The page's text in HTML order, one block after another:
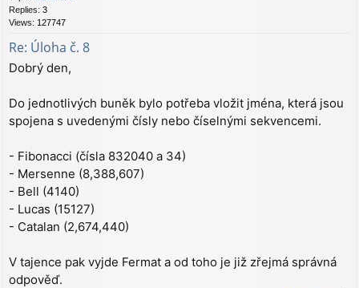
Replies: 3
Views: 127747
Re: Úloha č. 8
Dobrý den,
Do jednotlivých buněk bylo potřeba vložit jména, která jsou
spojena s uvedenými čísly nebo číselnými sekvencemi.
- Fibonacci (čísla 832040 a 34)
- Mersenne (8,388,607)
- Bell (4140)
- Lucas (15127)
- Catalan (2,674,440)
V tajence pak vyjde Fermat a od toho je již zřejmá správná
odpověď.